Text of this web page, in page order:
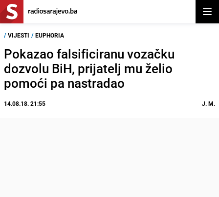
/ VIJESTI / EUPHORIA
Pokazao falsificiranu vozačku
dozvolu BiH, prijatelj mu želio
pomoći pa nastradao
14.08.18. 21:55 J. M.